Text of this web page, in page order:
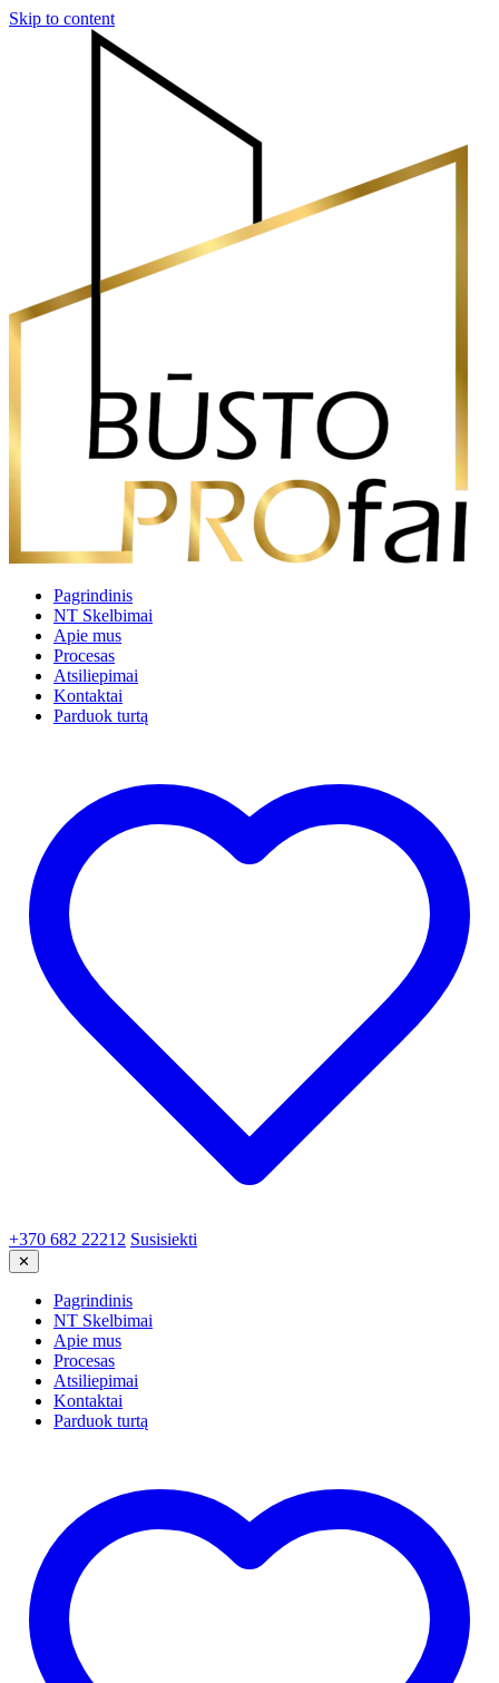
Skip to content
Pagrindinis
NT Skelbimai
Apie mus
Procesas
Atsiliepimai
Kontaktai
Parduok turtą
+370 682 22212 Susisiekti
✕
Pagrindinis
NT Skelbimai
Apie mus
Procesas
Atsiliepimai
Kontaktai
Parduok turtą